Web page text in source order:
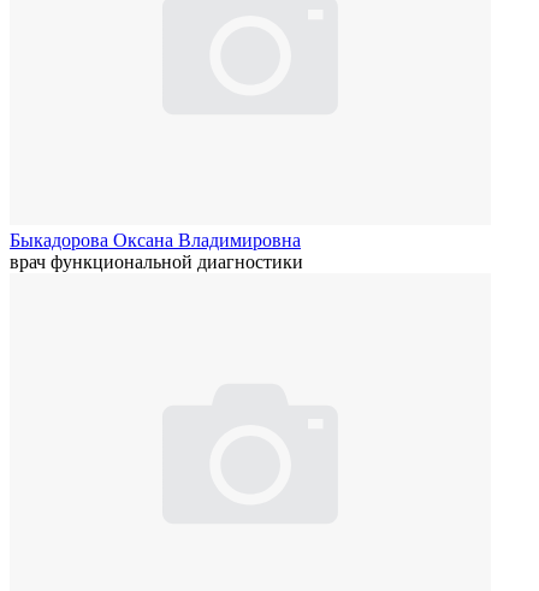
Быкадорова Оксана Владимировна
врач функциональной диагностики